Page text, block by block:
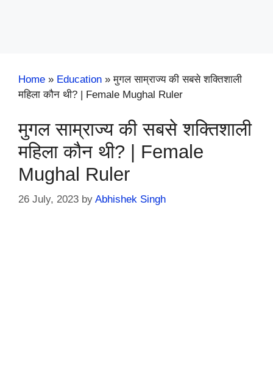
Home » Education »मुगल साम्राज्य की सबसे शक्तिशाली
महिला कौन थी? | Female Mughal Ruler
मुगल साम्राज्य की सबसे शक्तिशाली
महिला कौन थी? | Female
Mughal Ruler
26 July, 2023 by Abhishek Singh